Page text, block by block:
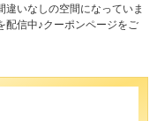
いなしの空間になっていま
配信中♪クーポンページをご